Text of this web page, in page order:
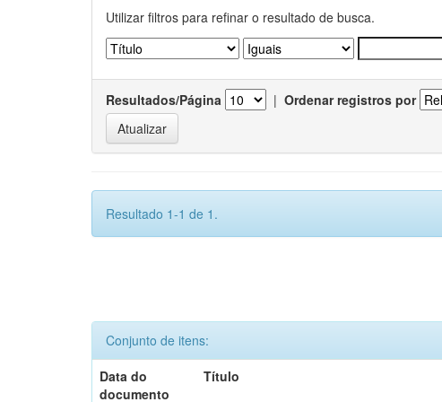
Utilizar filtros para refinar o resultado de busca.
Resultados/Página | Ordenar registros por
Resultado 1-1 de 1.
Conjunto de itens:
Data do
documento
Título